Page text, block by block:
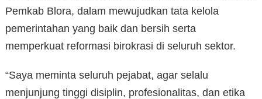
Pemkab Blora, dalam mewujudkan tata kelola
pemerintahan yang baik dan bersih serta
memperkuat reformasi birokrasi di seluruh sektor.
“Saya meminta seluruh pejabat, agar selalu
menjunjung tinggi disiplin, profesionalitas, dan etika